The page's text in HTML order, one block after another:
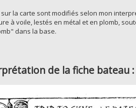
sur la carte sont modifiés selon mon
à voile, lestés en métal et en plomb,
dans la base.
de la fiche bateau :